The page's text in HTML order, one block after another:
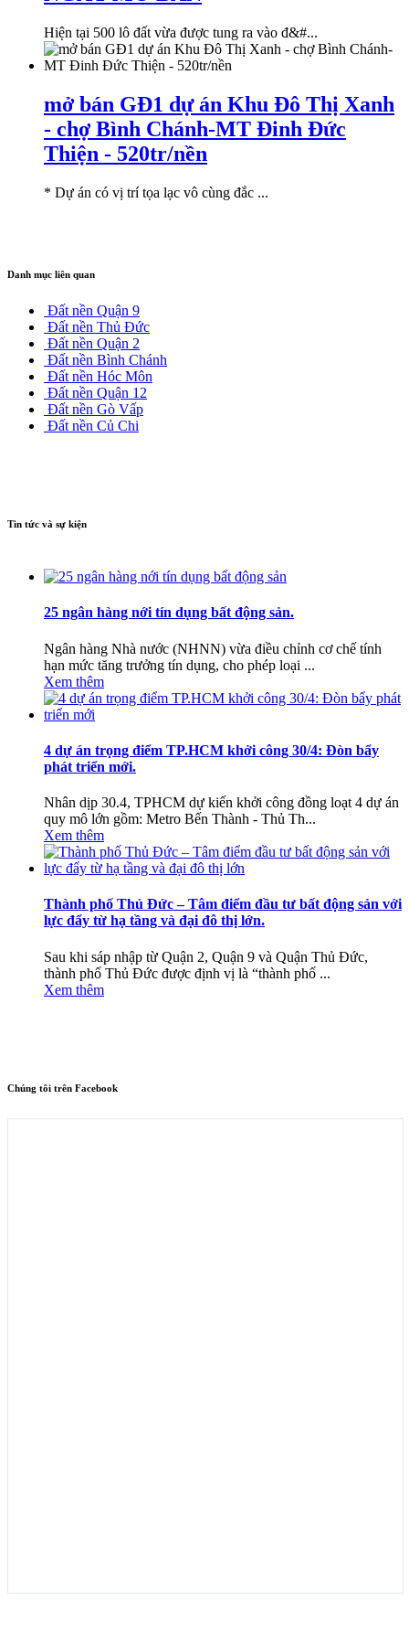
Hiện tại 500 lô đất vừa được tung ra vào đ&#...
mở bán GĐ1 dự án Khu Đô Thị Xanh
- chợ Bình Chánh-MT Đinh Đức
Thiện - 520tr/nền
* Dự án có vị trí tọa lạc vô cùng đắc ...
Danh mục liên quan
Đất nền Quận 9
Đất nền Thủ Đức
Đất nền Quận 2
Đất nền Bình Chánh
Đất nền Hóc Môn
Đất nền Quận 12
Đất nền Gò Vấp
Đất nền Củ Chi
Tin tức và sự kiện
25 ngân hàng nới tín dụng bất động sản.
Ngân hàng Nhà nước (NHNN) vừa điều chỉnh cơ chế tính
hạn mức tăng trưởng tín dụng, cho phép loại ...
Xem thêm
4 dự án trọng điểm TP.HCM khởi công 30/4: Đòn bẩy
phát triển mới.
Nhân dịp 30.4, TPHCM dự kiến khởi công đồng loạt 4 dự án
quy mô lớn gồm: Metro Bến Thành - Thủ Th...
Xem thêm
Thành phố Thủ Đức – Tâm điểm đầu tư bất động sản với
lực đẩy từ hạ tầng và đại đô thị lớn.
Sau khi sáp nhập từ Quận 2, Quận 9 và Quận Thủ Đức,
thành phố Thủ Đức được định vị là “thành phố ...
Xem thêm
Chúng tôi trên Facebook